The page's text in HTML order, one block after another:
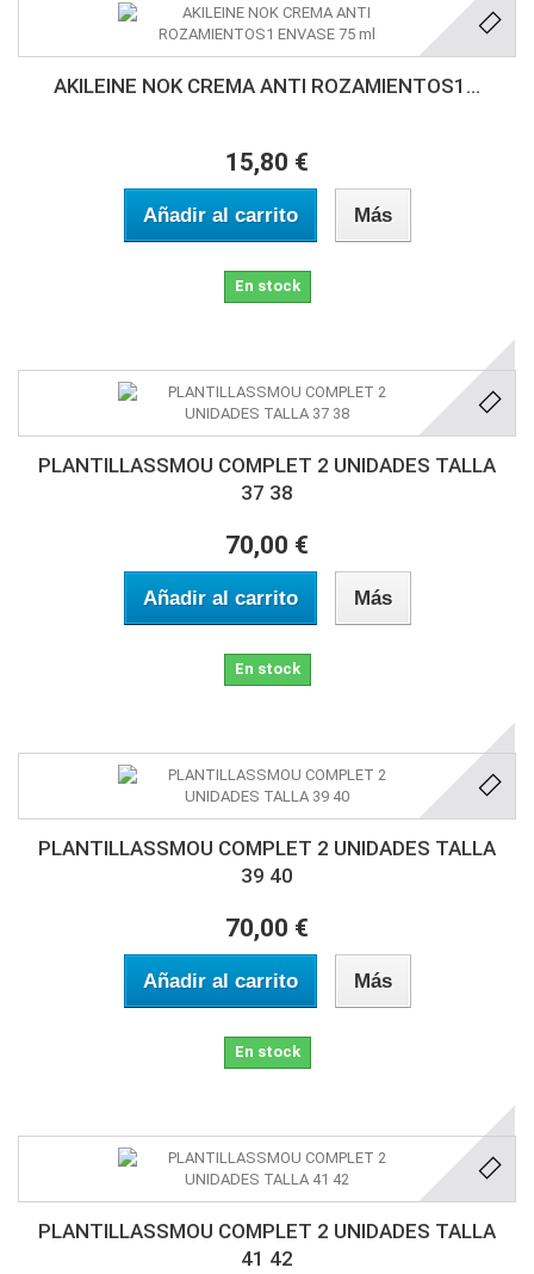
AKILEINE NOK CREMA ANTI ROZAMIENTOS1...
15,80 €
Añadir al carrito Más
En stock
PLANTILLASSMOU COMPLET 2 UNIDADES TALLA
37 38
70,00 €
Añadir al carrito Más
En stock
PLANTILLASSMOU COMPLET 2 UNIDADES TALLA
39 40
70,00 €
Añadir al carrito Más
En stock
PLANTILLASSMOU COMPLET 2 UNIDADES TALLA
41 42